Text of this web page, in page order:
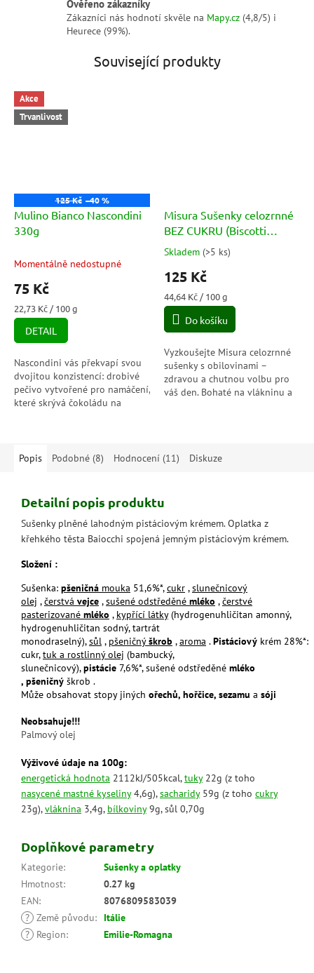
Ověřeno zákazníky
Zákazníci nás hodnotí skvěle na Mapy.cz (4,8/5) i
Heurece (99%).
Související produkty
Akce
Trvanlivost
125 Kč –40 %
Mulino Bianco Nascondini
330g
Momentálně nedostupné
75 Kč
Měrná
cena:
22,73 Kč / 100 g
DETAIL
Nascondini vás překvapí svou
dvojitou konzistencí: drobivé
pečivo vytvořené pro namáčení,
které skrývá čokoládu na
Misura Sušenky celozrnné
BEZ CUKRU (Biscotti
Integrali con Cereali) 280g
Průměrné
hodnocení
produktu
je
5,0
5
hvězdiček.
Skladem (>5 ks)
125 Kč
Měrná
cena:
44,64 Kč / 100 g
Do košíku
Vyzkoušejte Misura celozrnné
sušenky s obilovinami –
zdravou a chutnou volbu pro
váš den. Bohaté na vlákninu a
Popis Podobné (8) Hodnocení (11) Diskuze
Detailní popis produktu
Sušenky plněné lahodným pistáciovým krémem. Oplatka z
křehkého těsta Baiocchi spojená jemným pistáciovým krémem.
Složení :
Sušenka: pšeničná mouka 51,6%*,cukr ,slunečnicový
olej ,čerstvá vejce ,sušené odstředěné mléko ,čerstvé
pasterizované mléko , kypřící látky(hydrogenuhličitan amonný,
hydrogenuhličitan sodný, tartrát
monodraselný),sůl , pšeničnýškrob ,aroma .Pistáciový krém 28%*:
cukr,tuk a rostlinný olej (bambucký,
slunečnicový),pistácie 7,6%*, sušené odstředěné mléko
, pšeničný škrob .
Může obsahovat stopy jiných ořechů, hořčice, sezamu a sóji
Neobsahuje!!!
Palmový olej
Výživové údaje na 100g:
energetická hodnota 2112kJ/505kcal,tuky22g (z toho
nasycené mastné kyseliny4,6g),sacharidy59g (z toho cukry
23g),vláknina 3,4g, bílkoviny9g, sůl 0,70g
Doplňkové parametry
Kategorie:
Sušenky a oplatky
Hmotnost:
0.27 kg
EAN:
8076809583039
? Země původu:
Itálie
?
Region: Emilie-Romagna